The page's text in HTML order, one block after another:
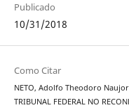
Publicado
10/31/2018
Como Citar
NETO, Adolfo Theodoro
TRIBUNAL FEDERAL NO